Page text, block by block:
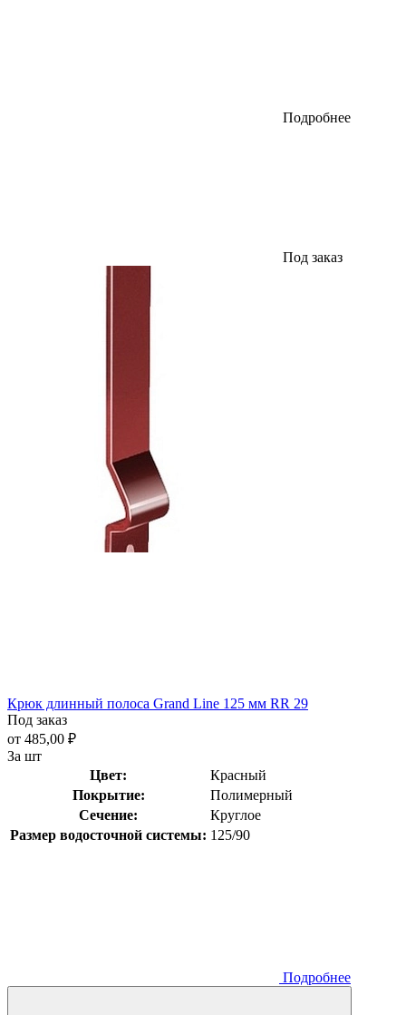
Подробнее
Под заказ
Крюк длинный полоса Grand Line 125 мм RR 29
Под заказ
от 485,00 ₽
За шт
Цвет:
Красный
Покрытие:
Полимерный
Сечение:
Круглое
Размер водосточной системы: 125/90
Подробнее